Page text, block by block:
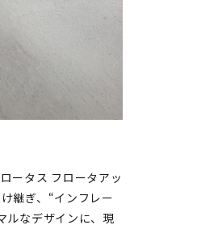
ータス フロータアッ
継ぎ、“インフレー
ルなデザインに、現